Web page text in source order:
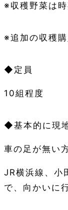
※収穫野菜は
※追加の収穫
◆定員
10組程度
◆基本的に現
車の足が無い
JR横浜線、小
で、向かいに